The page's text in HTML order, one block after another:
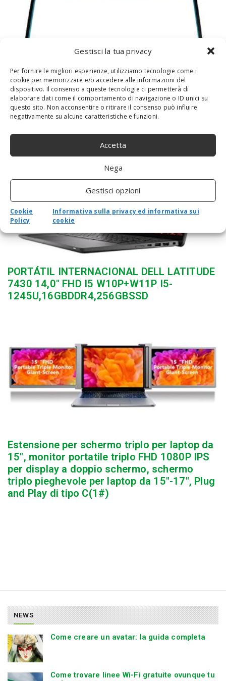
Gestisci la tua privacy
Per fornire le migliori esperienze, utilizziamo tecnologie come i
cookie per memorizzare e/o accedere alle informazioni del
dispositivo. Il consenso a queste tecnologie ci permetterà di
elaborare dati come il comportamento di navigazione o ID unici su
questo sito. Non acconsentire o ritirare il consenso può influire
negativamente su alcune caratteristiche e funzioni.
Accetta
Nega
Gestisci opzioni
Cookie
Policy
Informativa sulla privacy ed informativa sui
cookie
HP L63608-001 Accessori Originale per
Computer Portatile
PORTÁTIL INTERNACIONAL DELL LATITUDE
7430 14,0″ FHD I5 W10P+W11P I5-
1245U,16GBDDR4,256GBSSD
Estensione per schermo triplo per laptop da
15″, monitor portatile triplo FHD 1080P IPS
per display a doppio schermo, schermo
triplo pieghevole per laptop da 15″-17″, Plug
and Play di tipo C(1#)
NEWS
Come creare un avatar: la guida completa
Come trovare linee Wi-Fi gratuite ovunque tu